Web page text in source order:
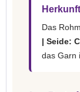
Das
| Seide:
das Garn